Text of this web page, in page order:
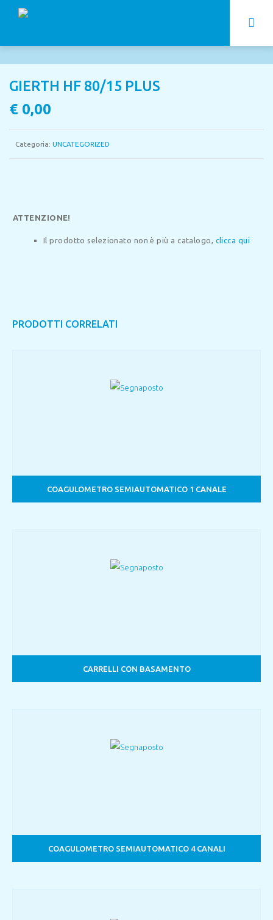
GIERTH HF 80/15 PLUS
€ 0,00
Categoria: UNCATEGORIZED
ATTENZIONE!
Il prodotto selezionato non è più a catalogo, clicca qui
PRODOTTI CORRELATI
COAGULOMETRO SEMIAUTOMATICO 1 CANALE
CARRELLI CON BASAMENTO
COAGULOMETRO SEMIAUTOMATICO 4 CANALI